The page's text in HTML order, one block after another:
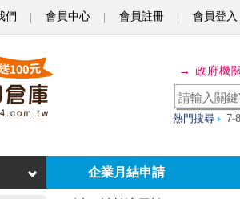
們 會員中心 會員註冊 會員登入
→ 政府機
熱門搜尋 7-
企業月結申請